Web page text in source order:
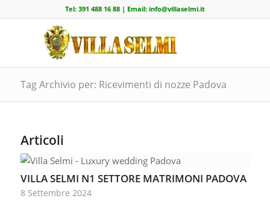
Tel: 391 488 16 88| Email: info@villaselmi.it
Tag Archivio per: Ricevimenti di nozze Padova
Articoli
VILLA SELMI N1 SETTORE MATRIMONI PADOVA
8 Settembre 2024